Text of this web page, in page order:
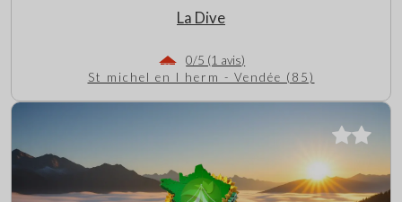
La Dive
0/5 (1 avis)
St michel en l herm - Vendée (85)